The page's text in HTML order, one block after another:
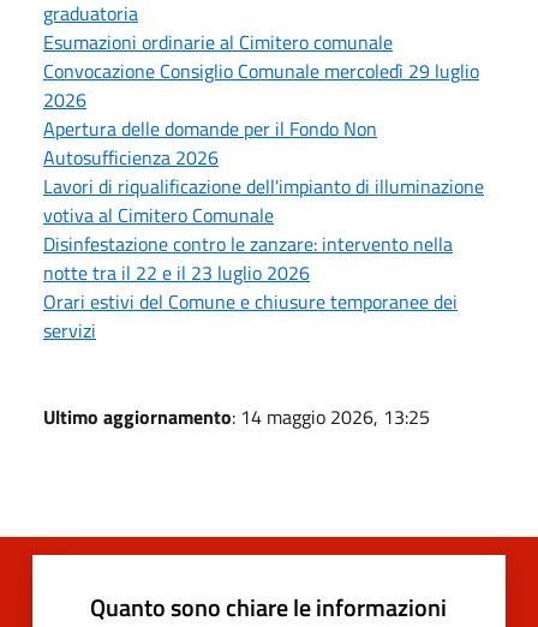
graduatoria
Esumazioni ordinarie al Cimitero comunale
Convocazione Consiglio Comunale mercoledì 29 luglio
2026
Apertura delle domande per il Fondo Non
Autosufficienza 2026
Lavori di riqualificazione dell'impianto di illuminazione
votiva al Cimitero Comunale
Disinfestazione contro le zanzare: intervento nella
notte tra il 22 e il 23 luglio 2026
Orari estivi del Comune e chiusure temporanee dei
servizi
Ultimo aggiornamento: 14 maggio 2026, 13:25
Quanto sono chiare le informazioni